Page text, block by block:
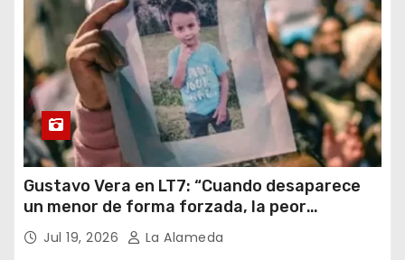
Gustavo Vera en LT7: “Cuando desaparece
un menor de forma forzada, la peor
hipótesis es trata, y así debe seguir
caratulado el caso Loan”
Jul 19, 2026 La Alameda